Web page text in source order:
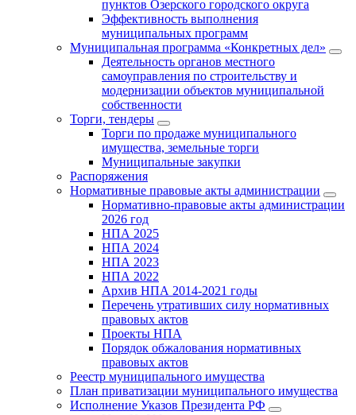
пунктов Озерского городского округа
Эффективность выполнения
муниципальных программ
Муниципальная программа «Конкретных дел»
Деятельность органов местного
самоуправления по строительству и
модернизации объектов муниципальной
собственности
Торги, тендеры
Торги по продаже муниципального
имущества, земельные торги
Муниципальные закупки
Распоряжения
Нормативные правовые акты администрации
Нормативно-правовые акты администрации
2026 год
НПА 2025
НПА 2024
НПА 2023
НПА 2022
Архив НПА 2014-2021 годы
Перечень утративших силу нормативных
правовых актов
Проекты НПА
Порядок обжалования нормативных
правовых актов
Реестр муниципального имущества
План приватизации муниципального имущества
Исполнение Указов Президента РФ